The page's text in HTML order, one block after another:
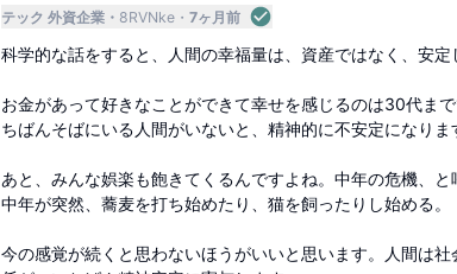
テック 外資企業 8RVNke 7ヶ月前
科学的な話をすると、人間の幸福量は、資産ではなく、安定
お金があって好きなことができて幸せを感じるのは30代ま
ちばんそばにいる人間がいないと、精神的に不安定になりま
あと、みんな娯楽も飽きてくるんですよね。中年の危機、
中年が突然、蕎麦を打ち始めたり、猫を飼ったりし始める。
今の感覚が続くと思わないほうがいいと思います。人間は